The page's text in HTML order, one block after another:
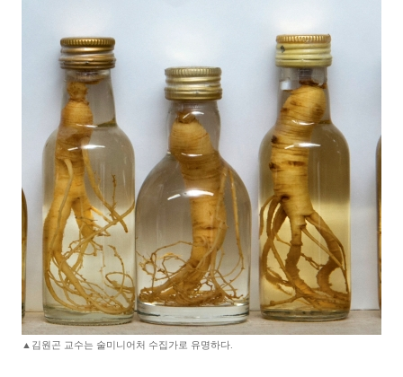
▲김원곤 교수는 술미니어처 수집가로 유명하다.